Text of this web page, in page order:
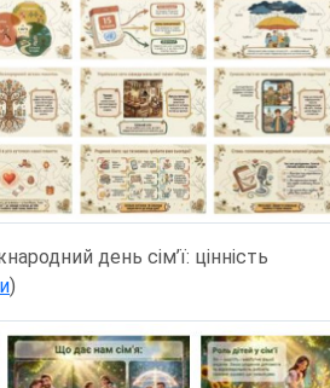
день сім’ї: цінність
)